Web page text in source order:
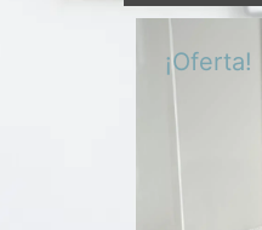
¡Oferta!